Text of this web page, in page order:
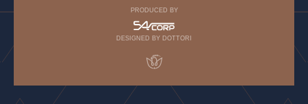
PRODUCED BY
DESIGNED BY DOTTORI